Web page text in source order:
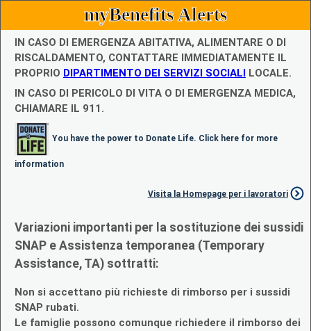
myBenefits Alerts
IN CASO DI EMERGENZA ABITATIVA, ALIMENTARE O DI
RISCALDAMENTO, CONTATTARE IMMEDIATAMENTE IL
PROPRIO DIPARTIMENTO DEI SERVIZI SOCIALI LOCALE.
IN CASO DI PERICOLO DI VITA O DI EMERGENZA MEDICA,
CHIAMARE IL 911.
You have the power to Donate Life. Click here for more
information
Visita la Homepage per i lavoratori
Variazioni importanti per la sostituzione dei sussidi
SNAP e Assistenza temporanea (Temporary
Assistance, TA) sottratti:
Non si accettano più richieste di rimborso per i sussidi
SNAP rubati.
Le famiglie possono comunque richiedere il rimborso dei